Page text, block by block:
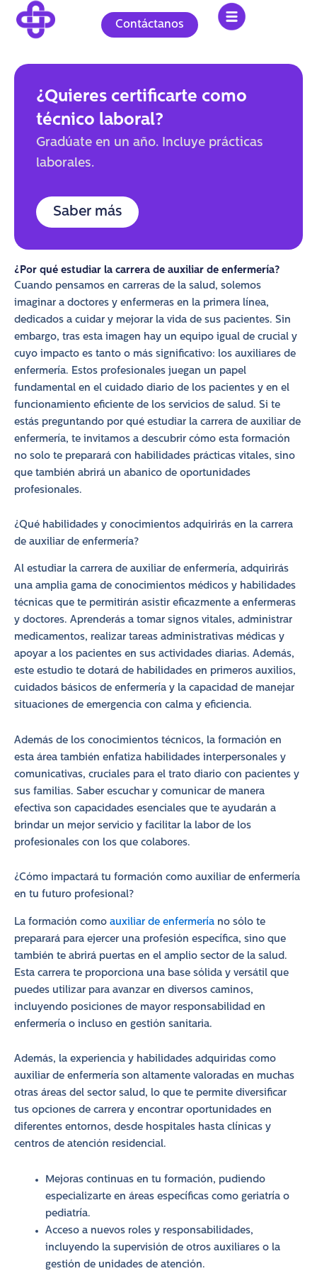
contenido
Contáctanos
¿Quieres certificarte como
técnico laboral?
Gradúate en un año. Incluye prácticas
laborales.
Saber más
¿Por qué estudiar la carrera de auxiliar de enfermería?
Cuando pensamos en carreras de la salud, solemos
imaginar a doctores y enfermeras en la primera línea,
dedicados a cuidar y mejorar la vida de sus pacientes. Sin
embargo, tras esta imagen hay un equipo igual de crucial y
cuyo impacto es tanto o más significativo: los auxiliares de
enfermería. Estos profesionales juegan un papel
fundamental en el cuidado diario de los pacientes y en el
funcionamiento eficiente de los servicios de salud. Si te
estás preguntando por qué estudiar la carrera de auxiliar de
enfermería, te invitamos a descubrir cómo esta formación
no solo te preparará con habilidades prácticas vitales, sino
que también abrirá un abanico de oportunidades
profesionales.
¿Qué habilidades y conocimientos adquirirás en la carrera
de auxiliar de enfermería?
Al estudiar la carrera de auxiliar de enfermería, adquirirás
una amplia gama de conocimientos médicos y habilidades
técnicas que te permitirán asistir eficazmente a enfermeras
y doctores. Aprenderás a tomar signos vitales, administrar
medicamentos, realizar tareas administrativas médicas y
apoyar a los pacientes en sus actividades diarias. Además,
este estudio te dotará de habilidades en primeros auxilios,
cuidados básicos de enfermería y la capacidad de manejar
situaciones de emergencia con calma y eficiencia.
Además de los conocimientos técnicos, la formación en
esta área también enfatiza habilidades interpersonales y
comunicativas, cruciales para el trato diario con pacientes y
sus familias. Saber escuchar y comunicar de manera
efectiva son capacidades esenciales que te ayudarán a
brindar un mejor servicio y facilitar la labor de los
profesionales con los que colabores.
¿Cómo impactará tu formación como auxiliar de enfermería
en tu futuro profesional?
La formación como auxiliar de enfermería no sólo te
preparará para ejercer una profesión específica, sino que
también te abrirá puertas en el amplio sector de la salud.
Esta carrera te proporciona una base sólida y versátil que
puedes utilizar para avanzar en diversos caminos,
incluyendo posiciones de mayor responsabilidad en
enfermería o incluso en gestión sanitaria.
Además, la experiencia y habilidades adquiridas como
auxiliar de enfermería son altamente valoradas en muchas
otras áreas del sector salud, lo que te permite diversificar
tus opciones de carrera y encontrar oportunidades en
diferentes entornos, desde hospitales hasta clínicas y
centros de atención residencial.
Mejoras continuas en tu formación, pudiendo
especializarte en áreas específicas como geriatría o
pediatría.
Acceso a nuevos roles y responsabilidades,
incluyendo la supervisión de otros auxiliares o la
gestión de unidades de atención.